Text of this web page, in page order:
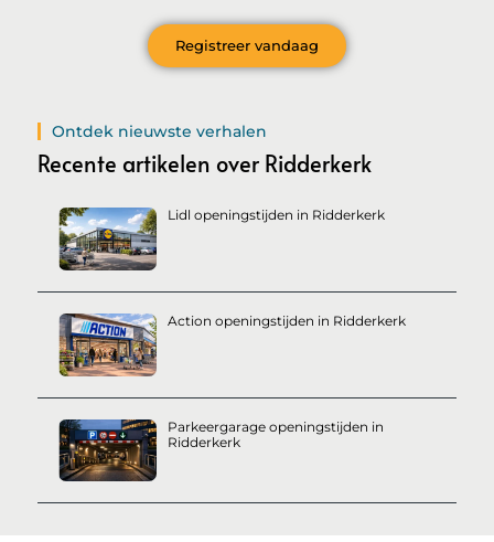
Registreer vandaag
Ontdek nieuwste verhalen
Recente artikelen over Ridderkerk
Lidl openingstijden in Ridderkerk
Action openingstijden in Ridderkerk
Parkeergarage openingstijden in
Ridderkerk